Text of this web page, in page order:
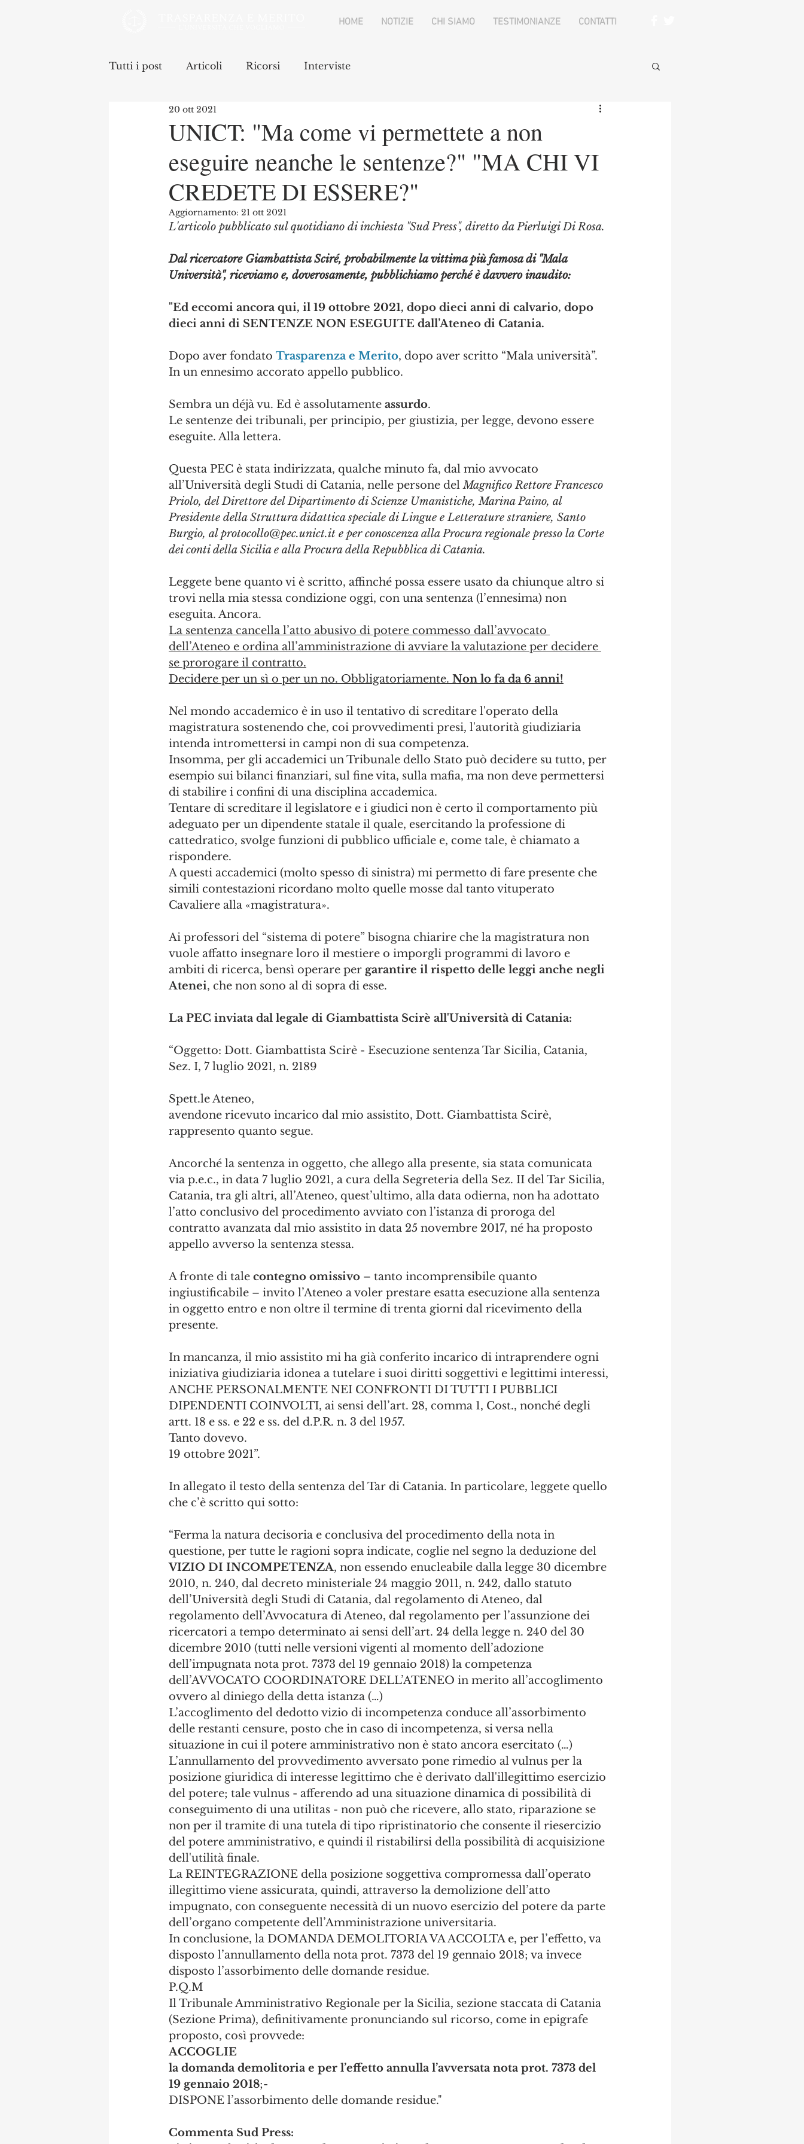
HOME NOTIZIE CHI SIAMO TESTIMONIANZE CONTATTI
Tutti i post Articoli Ricorsi Interviste
UNICT: "Ma come vi permettete a non
eseguire neanche le sentenze?" "MA CHI VI
CREDETE DI ESSERE?"
20 ott 2021
Aggiornamento: 21 ott 2021
L'articolo pubblicato sul quotidiano di inchiesta "Sud Press", diretto da Pierluigi Di Rosa.
Dal ricercatore Giambattista Sciré, probabilmente la vittima più famosa di "Mala
Università", riceviamo e, doverosamente, pubblichiamo perché è davvero inaudito:
"Ed eccomi ancora qui, il 19 ottobre 2021, dopo dieci anni di calvario, dopo
dieci anni di SENTENZE NON ESEGUITE dall’Ateneo di Catania.
Dopo aver fondato Trasparenza e Merito, dopo aver scritto “Mala università”.
In un ennesimo accorato appello pubblico.
Sembra un déjà vu. Ed è assolutamente assurdo.
Le sentenze dei tribunali, per principio, per giustizia, per legge, devono essere
eseguite. Alla lettera.
Questa PEC è stata indirizzata, qualche minuto fa, dal mio avvocato
all’Università degli Studi di Catania, nelle persone del Magnifico Rettore Francesco
Priolo, del Direttore del Dipartimento di Scienze Umanistiche, Marina Paino, al
Presidente della Struttura didattica speciale di Lingue e Letterature straniere, Santo
Burgio, al protocollo@pec.unict.it e per conoscenza alla Procura regionale presso la Corte
dei conti della Sicilia e alla Procura della Repubblica di Catania.
Leggete bene quanto vi è scritto, affinché possa essere usato da chiunque altro si
trovi nella mia stessa condizione oggi, con una sentenza (l’ennesima) non
eseguita. Ancora.
La sentenza cancella l’atto abusivo di potere commesso dall’avvocato
dell’Ateneo e ordina all’amministrazione di avviare la valutazione per decidere
se prorogare il contratto.
Decidere per un sì o per un no. Obbligatoriamente. Non lo fa da 6 anni!
Nel mondo accademico è in uso il tentativo di screditare l'operato della
magistratura sostenendo che, coi provvedimenti presi, l'autorità giudiziaria
intenda intromettersi in campi non di sua competenza.
Insomma, per gli accademici un Tribunale dello Stato può decidere su tutto, per
esempio sui bilanci finanziari, sul fine vita, sulla mafia, ma non deve permettersi
di stabilire i confini di una disciplina accademica.
Tentare di screditare il legislatore e i giudici non è certo il comportamento più
adeguato per un dipendente statale il quale, esercitando la professione di
cattedratico, svolge funzioni di pubblico ufficiale e, come tale, è chiamato a
rispondere.
A questi accademici (molto spesso di sinistra) mi permetto di fare presente che
simili contestazioni ricordano molto quelle mosse dal tanto vituperato
Cavaliere alla «magistratura».
Ai professori del “sistema di potere” bisogna chiarire che la magistratura non
vuole affatto insegnare loro il mestiere o imporgli programmi di lavoro e
ambiti di ricerca, bensì operare per garantire il rispetto delle leggi anche negli
Atenei, che non sono al di sopra di esse.
La PEC inviata dal legale di Giambattista Scirè all'Università di Catania:
“Oggetto: Dott. Giambattista Scirè - Esecuzione sentenza Tar Sicilia, Catania,
Sez. I, 7 luglio 2021, n. 2189
Spett.le Ateneo,
avendone ricevuto incarico dal mio assistito, Dott. Giambattista Scirè,
rappresento quanto segue.
Ancorché la sentenza in oggetto, che allego alla presente, sia stata comunicata
via p.e.c., in data 7 luglio 2021, a cura della Segreteria della Sez. II del Tar Sicilia,
Catania, tra gli altri, all’Ateneo, quest’ultimo, alla data odierna, non ha adottato
l’atto conclusivo del procedimento avviato con l’istanza di proroga del
contratto avanzata dal mio assistito in data 25 novembre 2017, né ha proposto
appello avverso la sentenza stessa.
A fronte di tale contegno omissivo – tanto incomprensibile quanto
ingiustificabile – invito l’Ateneo a voler prestare esatta esecuzione alla sentenza
in oggetto entro e non oltre il termine di trenta giorni dal ricevimento della
presente.
In mancanza, il mio assistito mi ha già conferito incarico di intraprendere ogni
iniziativa giudiziaria idonea a tutelare i suoi diritti soggettivi e legittimi interessi,
ANCHE PERSONALMENTE NEI CONFRONTI DI TUTTI I PUBBLICI
DIPENDENTI COINVOLTI, ai sensi dell’art. 28, comma 1, Cost., nonché degli
artt. 18 e ss. e 22 e ss. del d.P.R. n. 3 del 1957.
Tanto dovevo.
19 ottobre 2021”.
In allegato il testo della sentenza del Tar di Catania. In particolare, leggete quello
che c’è scritto qui sotto:
“Ferma la natura decisoria e conclusiva del procedimento della nota in
questione, per tutte le ragioni sopra indicate, coglie nel segno la deduzione del
VIZIO DI INCOMPETENZA, non essendo enucleabile dalla legge 30 dicembre
2010, n. 240, dal decreto ministeriale 24 maggio 2011, n. 242, dallo statuto
dell’Università degli Studi di Catania, dal regolamento di Ateneo, dal
regolamento dell’Avvocatura di Ateneo, dal regolamento per l’assunzione dei
ricercatori a tempo determinato ai sensi dell’art. 24 della legge n. 240 del 30
dicembre 2010 (tutti nelle versioni vigenti al momento dell’adozione
dell’impugnata nota prot. 7373 del 19 gennaio 2018) la competenza
dell’AVVOCATO COORDINATORE DELL’ATENEO in merito all’accoglimento
ovvero al diniego della detta istanza (…)
L’accoglimento del dedotto vizio di incompetenza conduce all’assorbimento
delle restanti censure, posto che in caso di incompetenza, si versa nella
situazione in cui il potere amministrativo non è stato ancora esercitato (…)
L’annullamento del provvedimento avversato pone rimedio al vulnus per la
posizione giuridica di interesse legittimo che è derivato dall'illegittimo esercizio
del potere; tale vulnus - afferendo ad una situazione dinamica di possibilità di
conseguimento di una utilitas - non può che ricevere, allo stato, riparazione se
non per il tramite di una tutela di tipo ripristinatorio che consente il riesercizio
del potere amministrativo, e quindi il ristabilirsi della possibilità di acquisizione
dell'utilità finale.
La REINTEGRAZIONE della posizione soggettiva compromessa dall’operato
illegittimo viene assicurata, quindi, attraverso la demolizione dell’atto
impugnato, con conseguente necessità di un nuovo esercizio del potere da parte
dell’organo competente dell’Amministrazione universitaria.
In conclusione, la DOMANDA DEMOLITORIA VA ACCOLTA e, per l’effetto, va
disposto l’annullamento della nota prot. 7373 del 19 gennaio 2018; va invece
disposto l’assorbimento delle domande residue.
P.Q.M
Il Tribunale Amministrativo Regionale per la Sicilia, sezione staccata di Catania
(Sezione Prima), definitivamente pronunciando sul ricorso, come in epigrafe
proposto, così provvede:
ACCOGLIE
la domanda demolitoria e per l’effetto annulla l’avversata nota prot. 7373 del
19 gennaio 2018;-
DISPONE l’assorbimento delle domande residue."
Commenta Sud Press: